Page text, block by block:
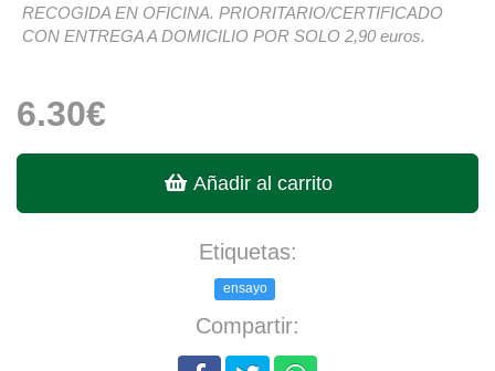
RECOGIDA EN OFICINA. PRIORITARIO/CERTIFICADO
CON ENTREGA A DOMICILIO POR SOLO 2,90 euros.
6.30€
Añadir al carrito
Etiquetas:
ensayo
Compartir: